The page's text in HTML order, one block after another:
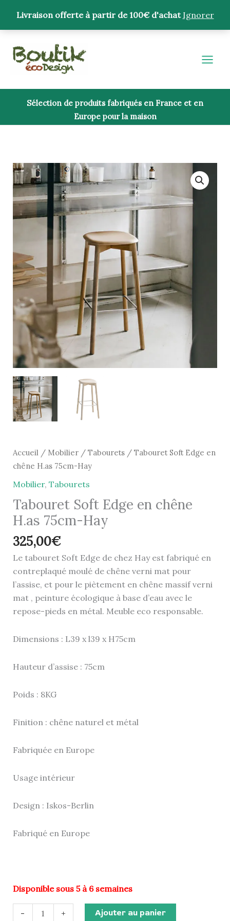
Livraison offerte à partir de 100€ d'achat Ignorer
contenu
Sélection de produits fabriqués en France et en
Europe pour la maison
Accueil / Mobilier/ Tabourets/ Tabouret Soft Edge en
chêne H.as 75cm-Hay
Mobilier, Tabourets
Tabouret Soft Edge en chêne
H.as 75cm-Hay
325,00€
Le tabouret Soft Edge de chez Hay est fabriqué en
contreplaqué moulé de chêne verni mat pour
l’assise, et pour le piètement en chêne massif verni
mat , peinture écologique à base d’eau avec le
repose-pieds en métal. Meuble eco responsable.
Dimensions : L39 x l39 x H75cm
Hauteur d’assise : 75cm
Poids : 8KG
Finition : chêne naturel et métal
Fabriquée en Europe
Usage intérieur
Design : Iskos-Berlin
Fabriqué en Europe
Disponible sous 5 à 6 semaines
-
quantité
de
Tabouret
Soft
Edge
chêne
H.as
75cm-
Hay
+ Ajouter au panier